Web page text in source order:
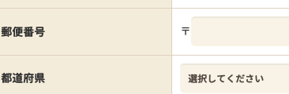
郵便番号 〒
都道府県